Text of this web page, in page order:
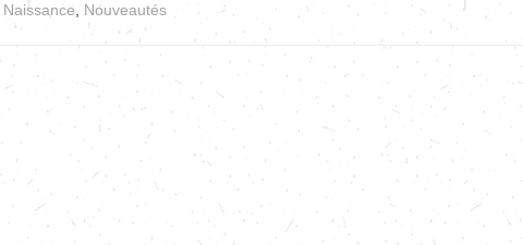
Naissance, Nouveautés